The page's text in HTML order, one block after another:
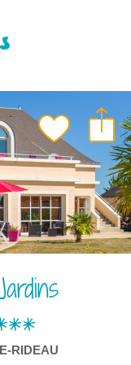
BLOG
BROCHURES
NEWSLETTER
RIDEAU